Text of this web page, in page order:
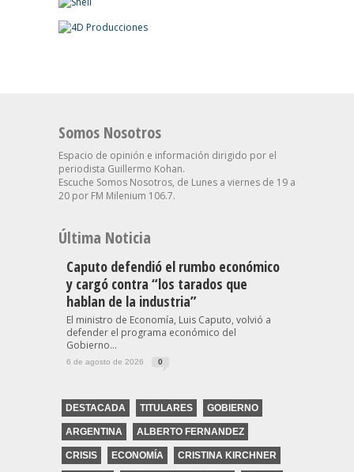
Somos Nosotros
Espacio de opinión e información dirigido por el
periodista Guillermo Kohan.
Escuche Somos Nosotros, de Lunes a viernes de 19 a
20 por FM Milenium 106.7.
Última Noticia
Caputo defendió el rumbo económico
y cargó contra “los tarados que
hablan de la industria”
El ministro de Economía, Luis Caputo, volvió a
defender el programa económico del
Gobierno...
6 de agosto de 2026 0
DESTACADA TITULARES GOBIERNO
ARGENTINA ALBERTO FERNANDEZ
CRISIS ECONOMÍA CRISTINA KIRCHNER